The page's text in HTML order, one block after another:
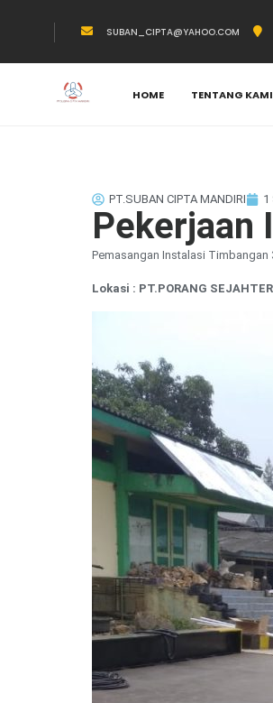
SUBAN_CIPTA@YAHOO.COM
HOME TENTANG KAMI
PT.SUBAN CIPTA MANDIRI 1
Pekerjaan
Pemasangan Instalasi Timbangan
Lokasi : PT.PORANG